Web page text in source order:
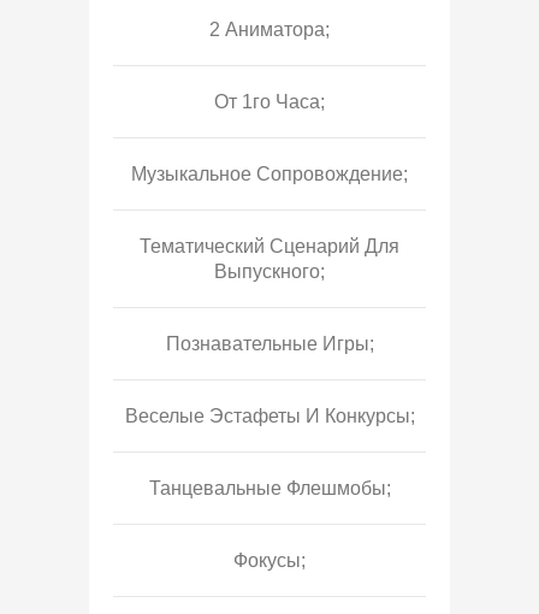
2 Аниматора;
От 1го Часа;
Музыкальное Сопровождение;
Тематический Сценарий Для
Выпускного;
Познавательные Игры;
Веселые Эстафеты И Конкурсы;
Танцевальные Флешмобы;
Фокусы;